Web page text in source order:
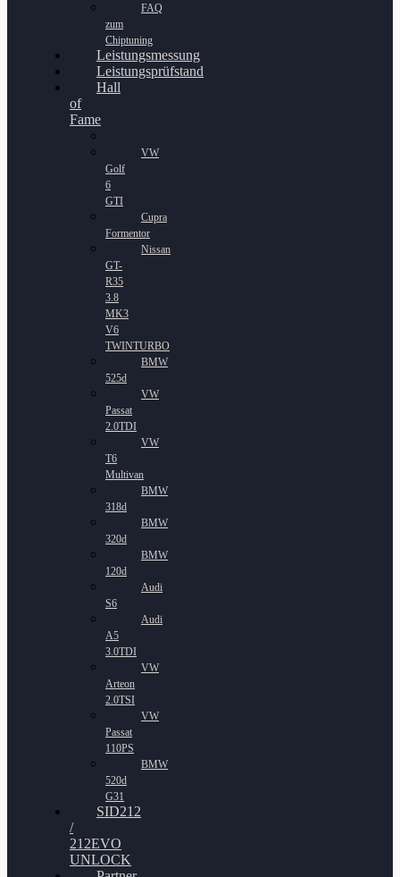
FAQ
zum
Chiptuning
Leistungsmessung
Leistungsprüfstand
Hall
of
Fame
VW
Golf
6
GTI
Cupra
Formentor
Nissan
GT-
R35
3.8
MK3
V6
TWINTURBO
BMW
525d
VW
Passat
2.0TDI
VW
T6
Multivan
BMW
318d
BMW
320d
BMW
120d
Audi
S6
Audi
A5
3.0TDI
VW
Arteon
2.0TSI
VW
Passat
110PS
BMW
520d
G31
SID212
/
212EVO
UNLOCK